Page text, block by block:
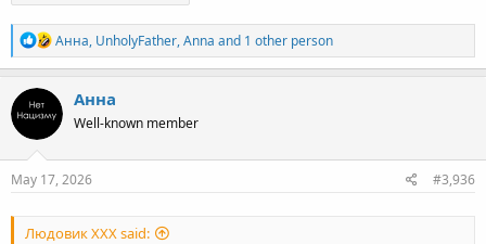
R
e
a
c
i
n
s
Анна, UnholyFather,Anna and 1 other person
Анна
Well-known member
May 17, 2026 #3,936
Людовик ХХХ said: